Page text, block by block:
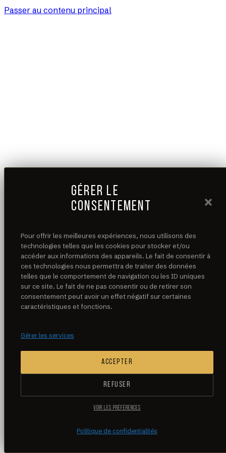
GÉRER LE
CONSENTEMENT
Pour offrir les meilleures expériences, nous utilisons des
technologies telles que les cookies pour stocker et/ou
accéder aux informations des appareils. Le fait de consentir à
ces technologies nous permettra de traiter des données
telles que le comportement de navigation ou les ID uniques
sur ce site. Le fait de ne pas consentir ou de retirer son
consentement peut avoir un effet négatif sur certaines
caractéristiques et fonctions.
Gérer les services
ACCEPTER
REFUSER
VOIR LES PRÉFÉRENCES
Politique de confidentialités
Passer au contenu principal